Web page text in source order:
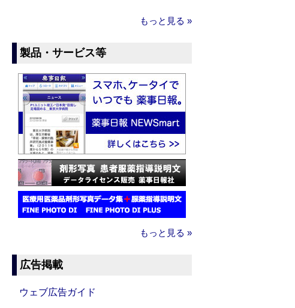
もっと見る »
製品・サービス等
もっと見る »
広告掲載
ウェブ広告ガイド